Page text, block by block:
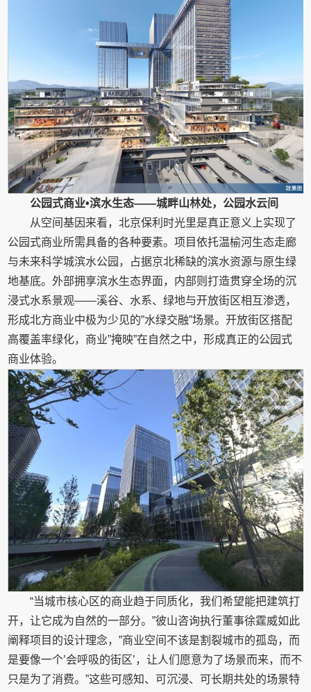
公园式商业•滨水生态——城畔山林处，公园水云间
从空间基因来看，北京保利时光里是真正意义上实现了
公园式商业所需具备的各种要素。项目依托温榆河生态走廊
与未来科学城滨水公园，占据京北稀缺的滨水资源与原生绿
地基底。外部拥享滨水生态界面，内部则打造贯穿全场的沉
浸式水系景观——溪谷、水系、绿地与开放街区相互渗透，
形成北方商业中极为少见的”水绿交融”场景。开放街区搭配
高覆盖率绿化，商业”掩映”在自然之中，形成真正的公园式
商业体验。
“当城市核心区的商业趋于同质化，我们希望能把建筑打
开，让它成为自然的一部分。”彼山咨询执行董事徐霆威如此
阐释项目的设计理念，”商业空间不该是割裂城市的孤岛，而
是要像一个’会呼吸的街区’，让人们愿意为了场景而来，而不
只是为了消费。”这些可感知、可沉浸、可长期共处的场景特